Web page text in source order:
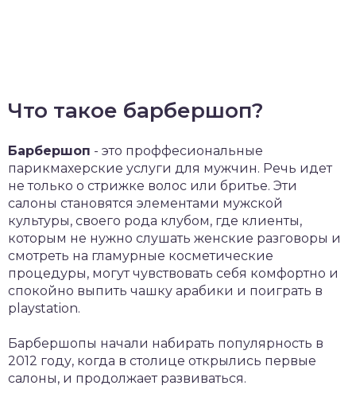
Что такое барбершоп?
Барбершоп - это проффесиональные
парикмахерские услуги для мужчин. Речь идет
не только о стрижке волос или бритье. Эти
салоны становятся элементами мужской
культуры, своего рода клубом, где клиенты,
которым не нужно слушать женские разговоры и
смотреть на гламурные косметические
процедуры, могут чувствовать себя комфортно и
спокойно выпить чашку арабики и поиграть в
playstation.
Барбершопы начали набирать популярность в
2012 году, когда в столице открылись первые
салоны, и продолжает развиваться.